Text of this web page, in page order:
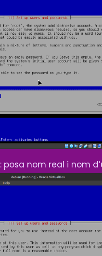
: posa nom real i nom